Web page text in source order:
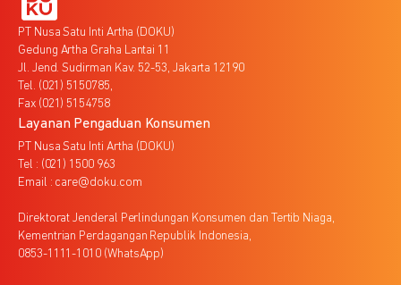
PT Nusa Satu Inti Artha (DOKU)
Gedung Artha Graha Lantai 11
Jl. Jend. Sudirman Kav. 52-53, Jakarta 12190
Tel. (021) 5150785,
Fax (021) 5154758
Layanan Pengaduan Konsumen
PT Nusa Satu Inti Artha (DOKU)
Tel : (021) 1500 963
Email : care@doku.com
Direktorat Jenderal Perlindungan Konsumen dan Tertib Niaga,
Kementrian Perdagangan Republik Indonesia,
0853-1111-1010 (WhatsApp)